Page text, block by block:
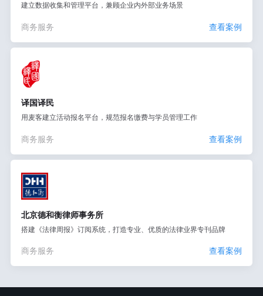
建立数据收集和管理平台，兼顾企业内外部业务场景
商务服务 查看案例
译国译民
用麦客建立活动报名平台，规范报名缴费与学员管理工作
商务服务 查看案例
北京德和衡律师事务所
搭建《法律周报》订阅系统，打造专业、优质的法律业界专刊品牌
商务服务 查看案例